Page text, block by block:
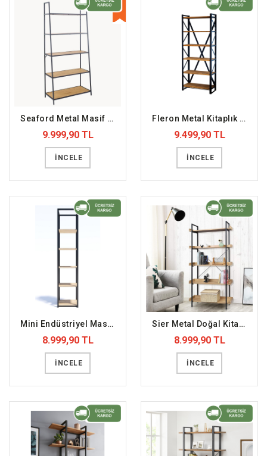
Seaford Metal Masif Ahşap Kitaplık (DFFKT31)
9.999,90 TL
İNCELE
Fleron Metal Kitaplık Ahşap Doğal Raf (DFFKT13)
9.499,90 TL
İNCELE
Mini Endüstriyel Masif Kitaplık (DFFKT19)
8.999,90 TL
İNCELE
Sier Metal Doğal Kitaplık Masif Raf (DFFKT8)
8.999,90 TL
İNCELE